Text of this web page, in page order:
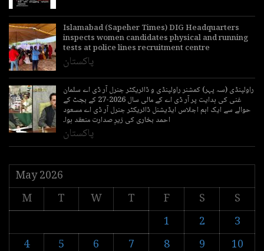
Islamabad (Sapeher Times) DIG Headquarters
inspects women candidates physical and running
tests at police lines recruitment centre
پاکستان
راولپنڈی (سہ پہر) کمشنر راولپنڈی و ڈائریکٹر جنرل آر ڈی اے سلمان
غنی کی ہدایت پر آر ڈی اے کے مالی سال 2026-27 کے بجٹ کے
حوالے سے ایک اہم اجلاس ایڈیشنل ڈائریکٹر جنرل آر ڈی اے مسعود
احمد بخاری کی زیرِ صدارت منعقد ہوا۔
پاکستان
May 2026
M
T W T F S
S
1
2
3
4
5 6 7 8 9 10